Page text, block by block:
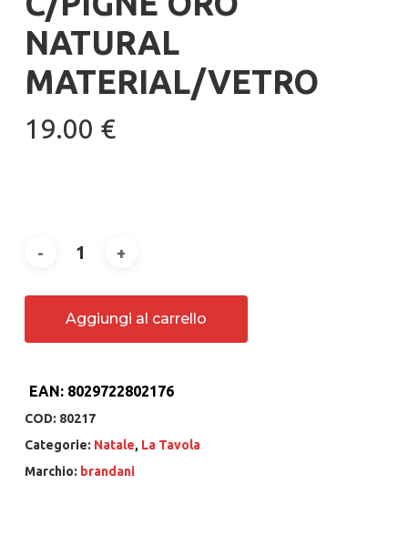
NATURAL
MATERIAL/VETRO
19.00 €
Aggiungi al carrello
EAN: 8029722802176
COD: 80217
Categorie: Natale, La Tavola
Marchio: brandani